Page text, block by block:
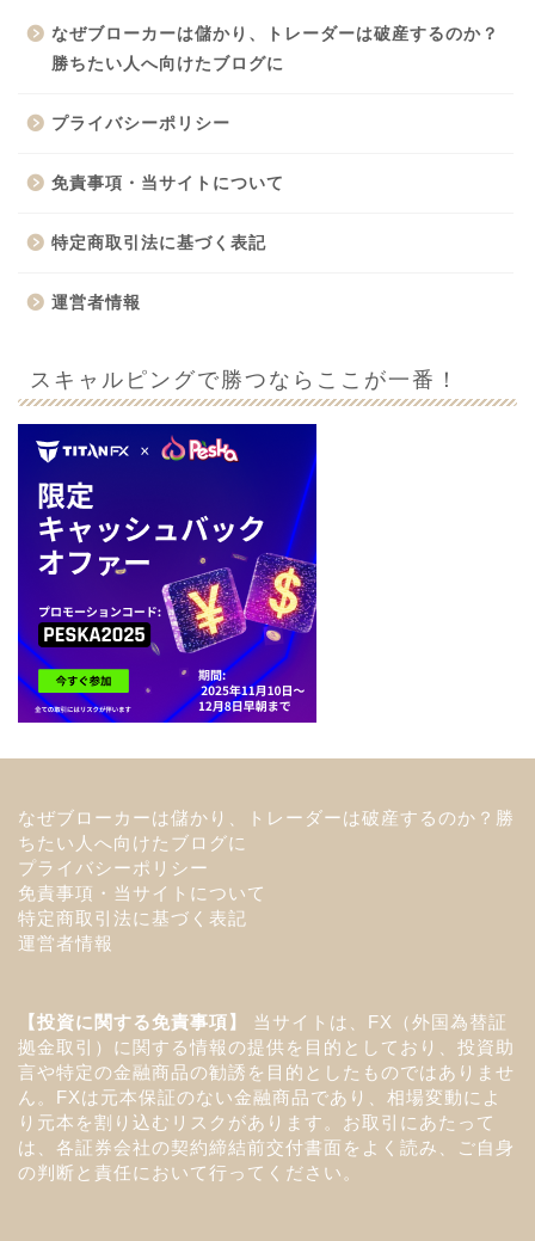
なぜブローカーは儲かり、トレーダーは破産するのか？
勝ちたい人へ向けたブログに
プライバシーポリシー
免責事項・当サイトについて
特定商取引法に基づく表記
運営者情報
スキャルピングで勝つならここが一番！
なぜブローカーは儲かり、トレーダーは破産するのか？勝
ちたい人へ向けたブログに
プライバシーポリシー
免責事項・当サイトについて
特定商取引法に基づく表記
運営者情報
【投資に関する免責事項】
当サイトは、FX（外国為替証
拠金取引）に関する情報の提供を目的としており、投資助
言や特定の金融商品の勧誘を目的としたものではありませ
ん。FXは元本保証のない金融商品であり、相場変動によ
り元本を割り込むリスクがあります。お取引にあたって
は、各証券会社の契約締結前交付書面をよく読み、ご自身
の判断と責任において行ってください。